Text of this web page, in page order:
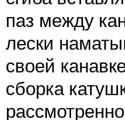
паз между
лески
своей
сборка